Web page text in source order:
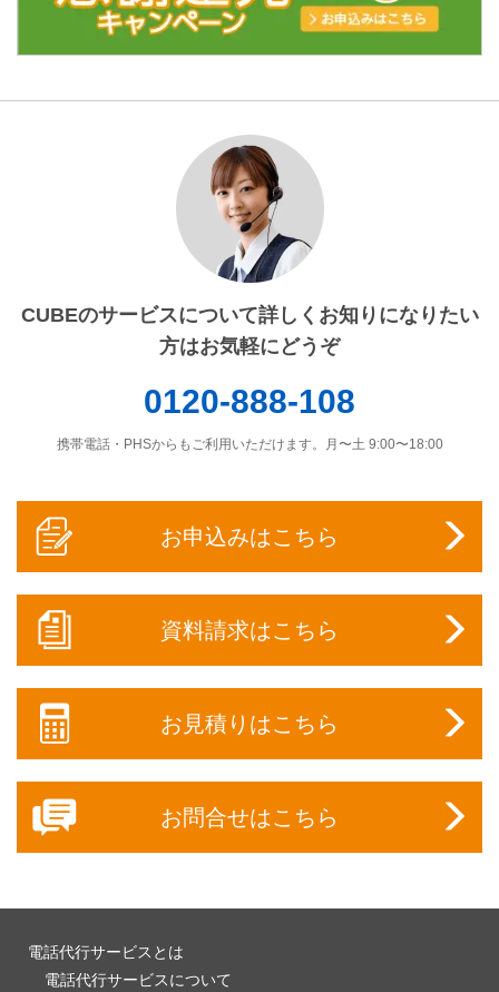
CUBEのサービスについて詳しくお知りになりたい
方はお気軽にどうぞ
0120-888-108
携帯電話・PHSからもご利用いただけます。月〜土 9:00〜18:00
お申込みはこちら
資料請求はこちら
お見積りはこちら
お問合せはこちら
電話代行サービスとは
電話代行サービスについて